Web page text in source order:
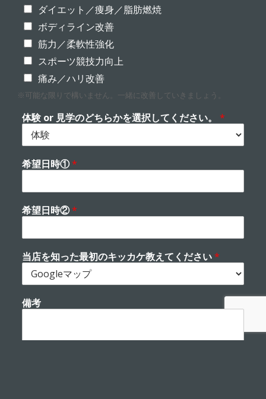
ダイエット／痩身／脂肪燃焼
ボディライン改善
筋力／柔軟性強化
スポーツ競技力向上
痛み／ハリ改善
※可能な限りで構いません。一緒に改善していきましょう。
体験 or 見学のどちらかを選択してください。 *
希望日時①*
希望日時②*
当店を知った最初のキッカケ教えてください*
備考